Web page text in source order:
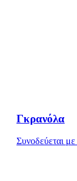
Γκρανόλα
Συνοδεύεται με